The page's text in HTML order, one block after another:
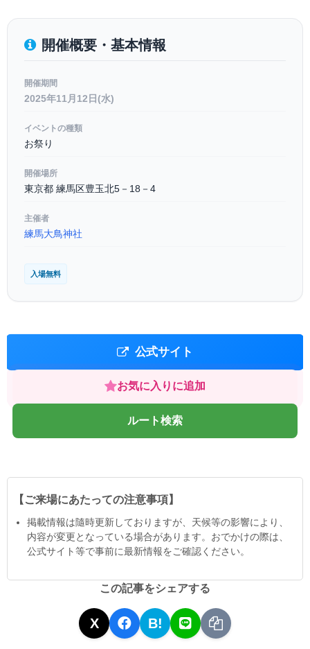
開催概要・基本情報
開催期間
2025年11月12日(水)
イベントの種類
お祭り
開催場所
東京都 練馬区豊玉北5－18－4
主催者
練馬大鳥神社
入場無料
公式サイト
お気に入りに追加
ルート検索
【ご来場にあたっての注意事項】
掲載情報は隨時更新しておりますが、天候等の影響により、
内容が変更となっている場合があります。おでかけの際は、
公式サイト等で事前に最新情報をご確認ください。
この記事をシェアする
X B!